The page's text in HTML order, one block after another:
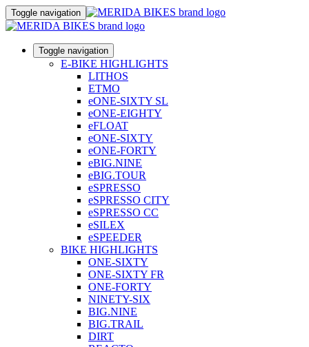
Toggle navigation
Toggle navigation
E-BIKE HIGHLIGHTS
LITHOS
ETMO
eONE-SIXTY SL
eONE-EIGHTY
eFLOAT
eONE-SIXTY
eONE-FORTY
eBIG.NINE
eBIG.TOUR
eSPRESSO
eSPRESSO CITY
eSPRESSO CC
eSILEX
eSPEEDER
BIKE HIGHLIGHTS
ONE-SIXTY
ONE-SIXTY FR
ONE-FORTY
NINETY-SIX
BIG.NINE
BIG.TRAIL
DIRT